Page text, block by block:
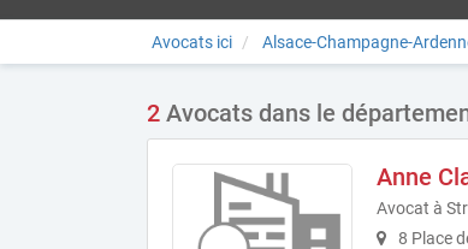
Avocats ici Alsace-Champagne-
2 Avocats dans le
Anne
Avocat à
8 Place